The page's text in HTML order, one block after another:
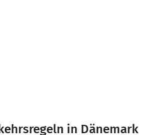
in Dänemark